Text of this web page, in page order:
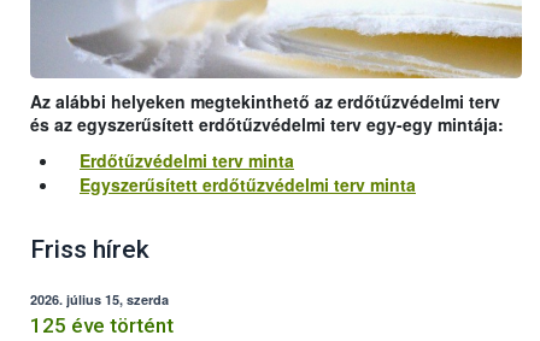
Az alábbi helyeken megtekinthető az erdőtűzvédelmi terv
és az egyszerűsített erdőtűzvédelmi terv egy-egy mintája:
Erdőtűzvédelmi terv minta
Egyszerűsített erdőtűzvédelmi terv minta
Friss hírek
2026. július 15, szerda
125 éve történt